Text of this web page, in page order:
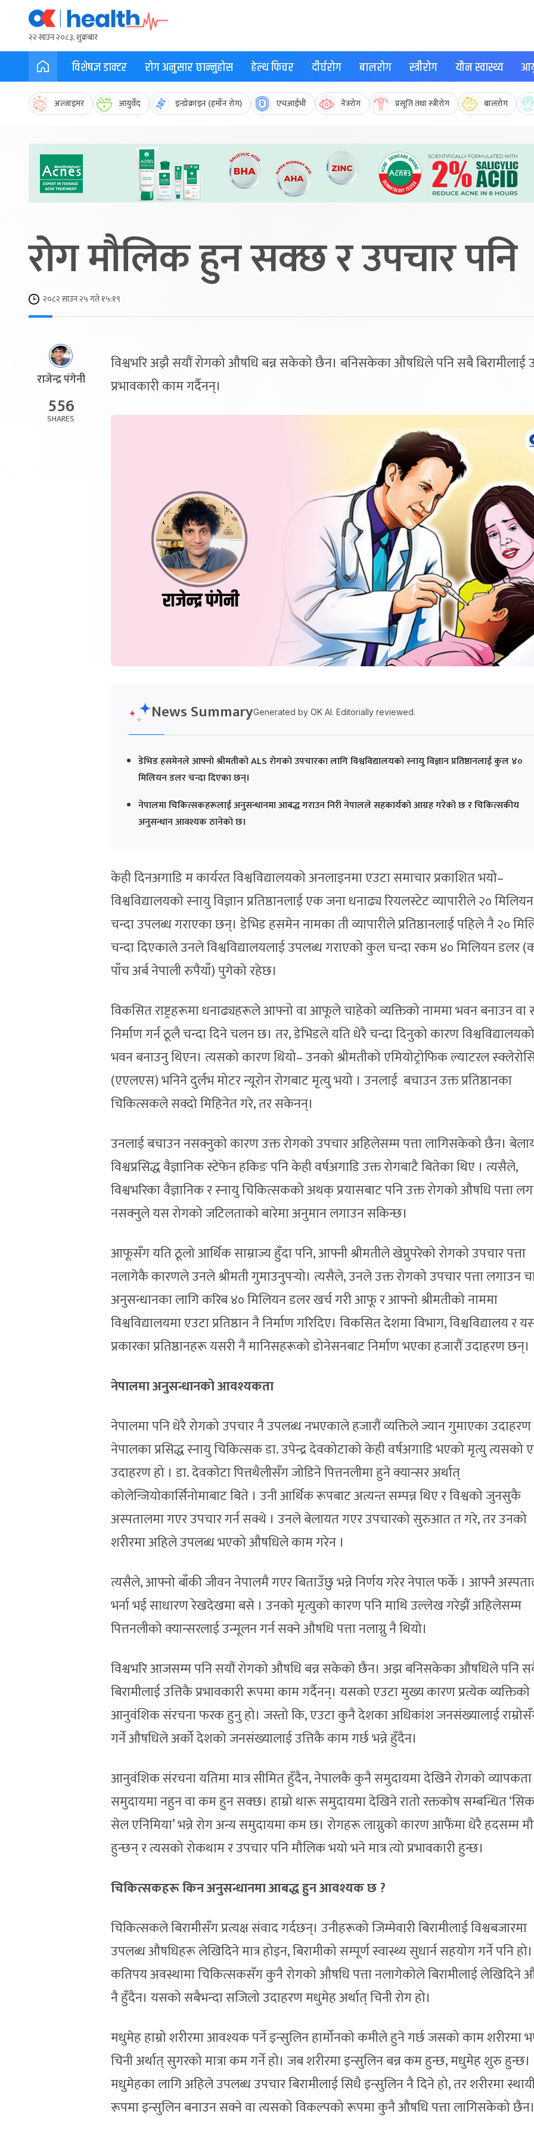
२२ साउन २०८३, शुक्रबार
विशेषज्ञ डाक्टर रोग अनुसार छान्नुहोस हेल्थ फिचर दीर्घरोग बालरोग स्त्रीरोग यौन स्वास्थ्य
अल्जाइमर आयुर्वेद इन्डोक्राइन (हर्मोन रोग) एचआईभी नेत्ररोग प्रसूति तथा स्त्रीरोग बालरोग
रोग मौलिक हुन सक्छ र उपचार पनि
२०८२ साउन २५ गते १५:१९
राजेन्द्र पंगेनी
556
SHARES
विश्वभरि अझै सयौं रोगको औषधि बन्न सकेको छैन। बनिसकेका औषधिले पनि सबै बिरामीलाई
प्रभावकारी काम गर्दैनन्।
News SummaryGenerated by OK AI. Editorially reviewed.
डेभिड हसमेनले आफ्नो श्रीमतीको ALS रोगको उपचारका लागि विश्वविद्यालयको स्नायु विज्ञान प्रतिष्ठानलाई कुल ४०
मिलियन डलर चन्दा दिएका छन्।
नेपालमा चिकित्सकहरूलाई अनुसन्धानमा आबद्ध गराउन निरी नेपालले सहकार्यको आग्रह गरेको छ र चिकित्सकीय
अनुसन्धान आवश्यक ठानेको छ।
केही दिनअगाडि म कार्यरत विश्वविद्यालयको अनलाइनमा एउटा समाचार प्रकाशित भयो–
विश्वविद्यालयको स्नायु विज्ञान प्रतिष्ठानलाई एक जना धनाढ्य रियलस्टेट व्यापारीले २०
चन्दा उपलब्ध गराएका छन्। डेभिड हसमेन नामका ती व्यापारीले प्रतिष्ठानलाई पहिले नै २०
चन्दा दिएकाले उनले विश्वविद्यालयलाई उपलब्ध गराएको कुल चन्दा रकम ४० मिलियन डलर
पाँच अर्ब नेपाली रुपैयाँ) पुगेको रहेछ।
विकसित राष्ट्रहरूमा धनाढ्यहरूले आफ्नो वा आफूले चाहेको व्यक्तिको नाममा भवन बनाउन वा
निर्माण गर्न ठूलै चन्दा दिने चलन छ। तर, डेभिडले यति धेरै चन्दा दिनुको कारण
भवन बनाउनु थिएन। त्यसको कारण थियो– उनको श्रीमतीको एमियोट्रोफिक ल्याटरल
(एएलएस) भनिने दुर्लभ मोटर न्यूरोन रोगबाट मृत्यु भयो । उनलाई बचाउन उक्त प्रतिष्ठानका
चिकित्सकले सक्दो मिहिनेत गरे, तर सकेनन्।
उनलाई बचाउन नसक्नुको कारण उक्त रोगको उपचार अहिलेसम्म पत्ता लागिसकेको छैन।
विश्वप्रसिद्ध वैज्ञानिक स्टेफेन हकिङ पनि केही वर्षअगाडि उक्त रोगबाटै बितेका थिए । त्यसैले,
विश्वभरिका वैज्ञानिक र स्नायु चिकित्सकको अथक् प्रयासबाट पनि उक्त रोगको औषधि पत्ता
नसक्नुले यस रोगको जटिलताको बारेमा अनुमान लगाउन सकिन्छ।
आफूसँग यति ठूलो आर्थिक साम्राज्य हुँदा पनि, आफ्नी श्रीमतीले खेप्नुपरेको रोगको उपचार पत्ता
नलागेकै कारणले उनले श्रीमती गुमाउनुपर्‍यो। त्यसैले, उनले उक्त रोगको उपचार पत्ता लगाउन
अनुसन्धानका लागि करिब ४० मिलियन डलर खर्च गरी आफू र आफ्नो श्रीमतीको नाममा
विश्वविद्यालयमा एउटा प्रतिष्ठान नै निर्माण गरिदिए। विकसित देशमा विभाग, विश्वविद्यालय र
प्रकारका प्रतिष्ठानहरू यसरी नै मानिसहरूको डोनेसनबाट निर्माण भएका हजारौं उदाहरण छन्।
नेपालमा अनुसन्धानको आवश्यकता
नेपालमा पनि धेरै रोगको उपचार नै उपलब्ध नभएकाले हजारौं व्यक्तिले ज्यान गुमाएका
नेपालका प्रसिद्ध स्नायु चिकित्सक डा. उपेन्द्र देवकोटाको केही वर्षअगाडि भएको मृत्यु त्यसको
उदाहरण हो । डा. देवकोटा पित्तथैलीसँग जोडिने पित्तनलीमा हुने क्यान्सर अर्थात्
कोलेन्जियोकार्सिनोमाबाट बिते । उनी आर्थिक रूपबाट अत्यन्त सम्पन्न थिए र विश्वको जुनसुकै
अस्पतालमा गएर उपचार गर्न सक्थे । उनले बेलायत गएर उपचारको सुरुआत त गरे, तर उनको
शरीरमा अहिले उपलब्ध भएको औषधिले काम गरेन ।
त्यसैले, आफ्नो बाँकी जीवन नेपालमै गएर बिताउँछु भन्ने निर्णय गरेर नेपाल फर्के । आफ्नै
भर्ना भई साधारण रेखदेखमा बसे । उनको मृत्युको कारण पनि माथि उल्लेख गरेझैं अहिलेसम्म
पित्तनलीको क्यान्सरलाई उन्मूलन गर्न सक्ने औषधि पत्ता नलाग्नु नै थियो।
विश्वभरि आजसम्म पनि सयौं रोगको औषधि बन्न सकेको छैन। अझ बनिसकेका औषधिले पनि
बिरामीलाई उत्तिकै प्रभावकारी रूपमा काम गर्दैनन्। यसको एउटा मुख्य कारण प्रत्येक व्यक्तिको
आनुवंशिक संरचना फरक हुनु हो। जस्तो कि, एउटा कुनै देशका अधिकांश जनसंख्यालाई
गर्ने औषधिले अर्को देशको जनसंख्यालाई उत्तिकै काम गर्छ भन्ने हुँदैन।
आनुवंशिक संरचना यतिमा मात्र सीमित हुँदैन, नेपालकै कुनै समुदायमा देखिने रोगको व्यापकता
समुदायमा नहुन वा कम हुन सक्छ। हाम्रो थारू समुदायमा देखिने रातो रक्तकोष सम्बन्धित
सेल एनिमिया’ भन्ने रोग अन्य समुदायमा कम छ। रोगहरू लाग्नुको कारण आफैंमा धेरै हदसम्म
हुन्छन् र त्यसको रोकथाम र उपचार पनि मौलिक भयो भने मात्र त्यो प्रभावकारी हुन्छ।
चिकित्सकहरू किन अनुसन्धानमा आबद्ध हुन आवश्यक छ ?
चिकित्सकले बिरामीसँग प्रत्यक्ष संवाद गर्दछन्। उनीहरूको जिम्मेवारी बिरामीलाई विश्वबजारमा
उपलब्ध औषधिहरू लेखिदिने मात्र होइन, बिरामीको सम्पूर्ण स्वास्थ्य सुधार्न सहयोग गर्ने पनि हो।
कतिपय अवस्थामा चिकित्सकसँग कुनै रोगको औषधि पत्ता नलागेकोले बिरामीलाई लेखिदिने
नै हुँदैन। यसको सबैभन्दा सजिलो उदाहरण मधुमेह अर्थात् चिनी रोग हो।
मधुमेह हाम्रो शरीरमा आवश्यक पर्ने इन्सुलिन हार्मोनको कमीले हुने गर्छ जसको काम शरीरमा
चिनी अर्थात् सुगरको मात्रा कम गर्ने हो। जब शरीरमा इन्सुलिन बन्न कम हुन्छ, मधुमेह शुरु हुन्छ।
मधुमेहका लागि अहिले उपलब्ध उपचार बिरामीलाई सिधै इन्सुलिन नै दिने हो, तर शरीरमा
रूपमा इन्सुलिन बनाउन सक्ने वा त्यसको विकल्पको रूपमा कुनै औषधि पत्ता लागिसकेको छैन।